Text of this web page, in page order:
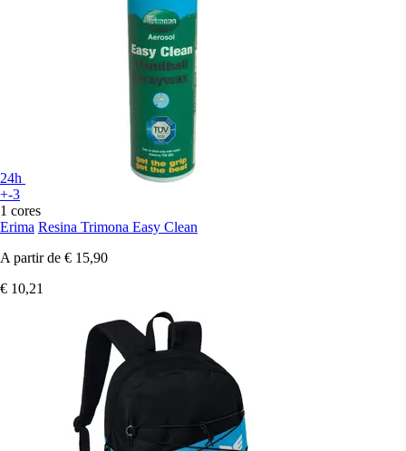
24h
+-3
1 cores
Erima Resina Trimona Easy Clean
A partir de € 15,90
€ 10,21